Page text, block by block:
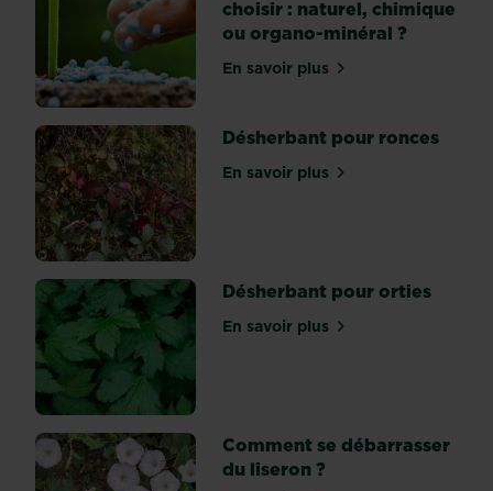
monde.
Louis
XIV
raffolait
de
ces
arbres
frileux,
au
point
de
les
acclimater
dans
célèbres
orangeries
à...
choisir : naturel, chimique
ou organo-minéral ?
En savoir plussur Quel type d'engrais
Désherbant pour ronces
En savoir plussur Désherbant pour
Désherbant pour orties
En savoir plussur Désherbant pour
Comment se débarrasser
du liseron ?